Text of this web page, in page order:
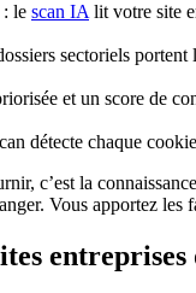
: le scan IA lit votre site
sectoriels
et un score de
détecte chaque
c’est la
Vous apportez